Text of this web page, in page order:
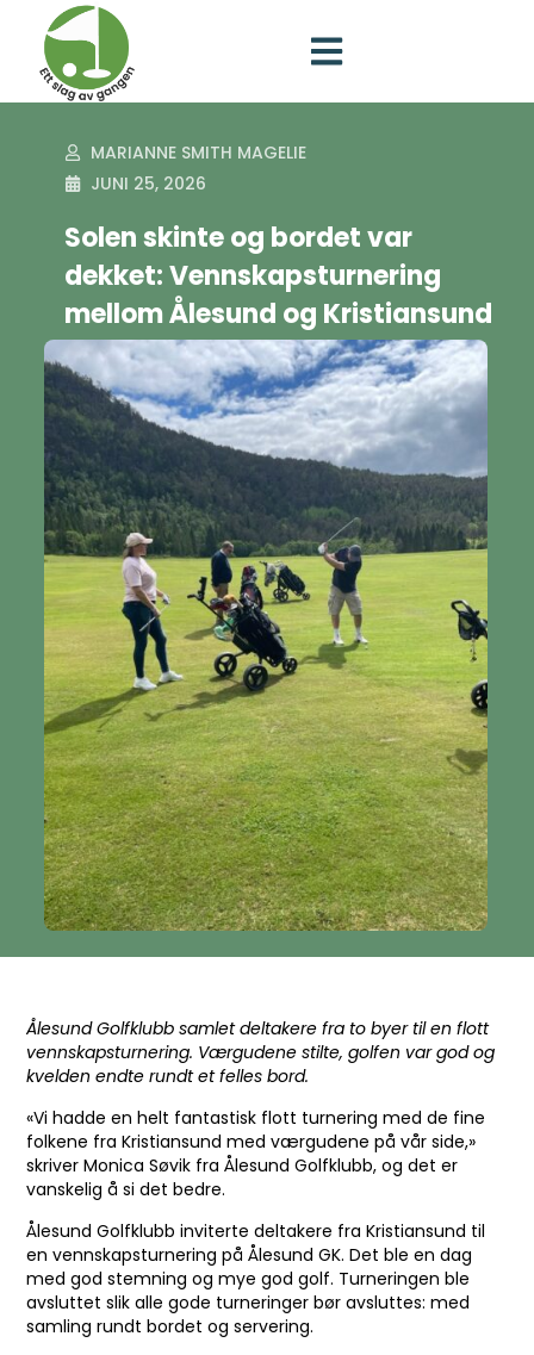
MARIANNE SMITH MAGELIE
JUNI 25, 2026
Solen skinte og bordet var
dekket: Vennskapsturnering
mellom Ålesund og Kristiansund
Ålesund Golfklubb samlet deltakere fra to byer til en flott
vennskapsturnering. Værgudene stilte, golfen var god og
kvelden endte rundt et felles bord.
«Vi hadde en helt fantastisk flott turnering med de fine
folkene fra Kristiansund med værgudene på vår side,»
skriver Monica Søvik fra Ålesund Golfklubb, og det er
vanskelig å si det bedre.
Ålesund Golfklubb inviterte deltakere fra Kristiansund til
en vennskapsturnering på Ålesund GK. Det ble en dag
med god stemning og mye god golf. Turneringen ble
avsluttet slik alle gode turneringer bør avsluttes: med
samling rundt bordet og servering.